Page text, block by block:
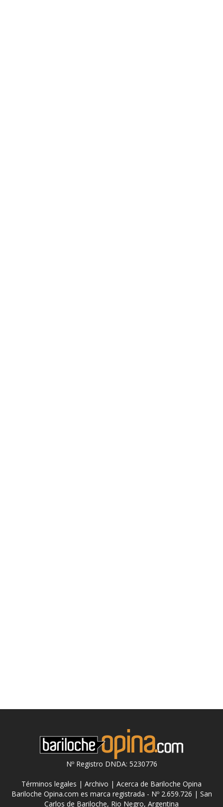
Nº Registro DNDA: 5230776
Términos legales | Archivo | Acerca de Bariloche Opina
Bariloche Opina.com es marca registrada - Nº 2.659.726 | San
Carlos de Bariloche, Rio Negro, Argentina